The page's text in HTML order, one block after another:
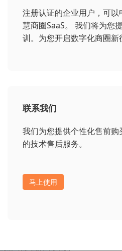
注册认证的企业用户，可
慧商圈SaaS。 我们将为您
训。为您开启数字化商圈新
联系我们
我们为您提供个性化售前
的技术售后服务。
马上使用